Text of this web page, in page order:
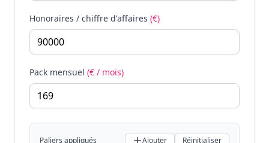
Honoraires / chiffre d'affaires (€)
Pack mensuel (€ / mois)
Paliers appliqués Ajouter Réinitialiser